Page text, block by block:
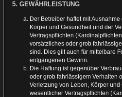
5. GEWÄHRLEISTUNG
Der Betreiber haftet mit
Körper und Gesundheit und der
Vertragspflichten
vorsätzliches oder grob
sind. Dies gilt auch für mittelbare
entgangenen Gewinn.
Die Haftung ist gegenüber
oder grob fahrlässigem Verhalten
Verletzung von Leben, Körper
wesentlicher Vertragspflichten